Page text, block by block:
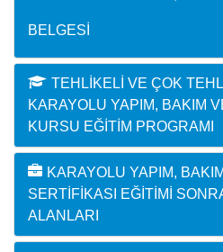
BELGESI
TEHLIKELI VE ÇOK
KARAYOLU YAPIM, BAKIM
KURSU EĞITIM PROGRAMI
KARAYOLU YAPIM,
SERTIFIKASI EĞITIMI
ALANLARI